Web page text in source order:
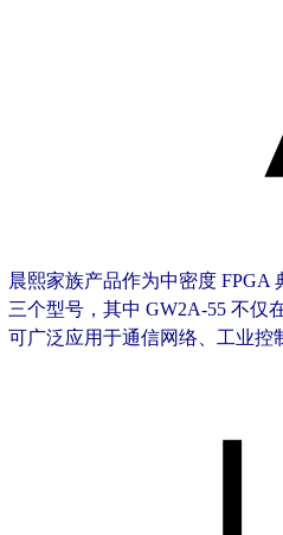
晨熙家族产品作为中密度 FPGA
三个型号，其中 GW2A-55 不仅
可广泛应用于通信网络、工业控